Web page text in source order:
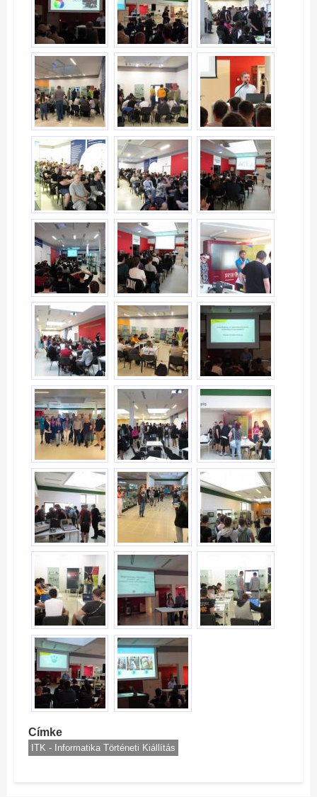
Címke
ITK - Informatika Történeti Kiállítás